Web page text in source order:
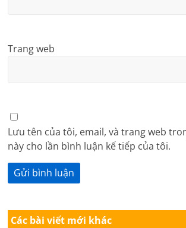
Trang web
Lưu tên của tôi, email, và trang web
này cho lần bình luận kế tiếp của tôi.
Các bài viết mới khác